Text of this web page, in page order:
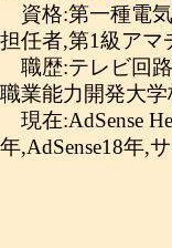
資格:第一種電
担任者,第1級アマ
職歴:テレビ回
職業能力開発大
現在:AdSense
年,AdSense18年,